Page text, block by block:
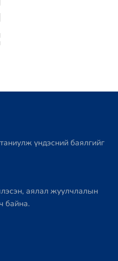
үндэсний баялгийг
аялал жуулчлалын
байна.